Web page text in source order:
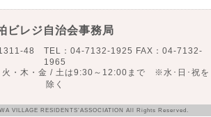
ビレジ自治会事務局
48 TEL：04-7132-1925 FAX：04-7132-
1965
・木・金 / 土は9:30～12:00まで ※水･日･祝を
除く
VILLAGE RESIDENTS’ASSOCIATION All Rights Reserved.